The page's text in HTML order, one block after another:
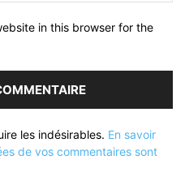
in this browser for the
les indésirables. En savoir
de vos commentaires sont